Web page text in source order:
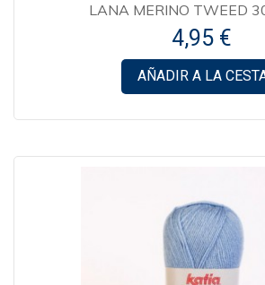
LANA MERINO TWEED
4,95 €
AÑADIR A LA